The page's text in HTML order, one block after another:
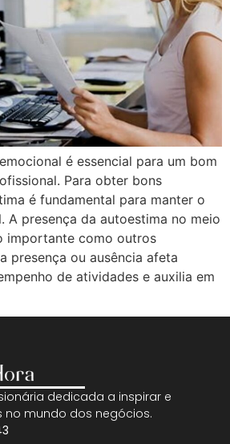
é essencial para um bom
Para obter bons
é fundamental para manter o
A presença da autoestima no meio
importante como outros
presença ou ausência afeta
de atividades e auxilia em
dedicada a inspirar e
no mundo dos negócios.